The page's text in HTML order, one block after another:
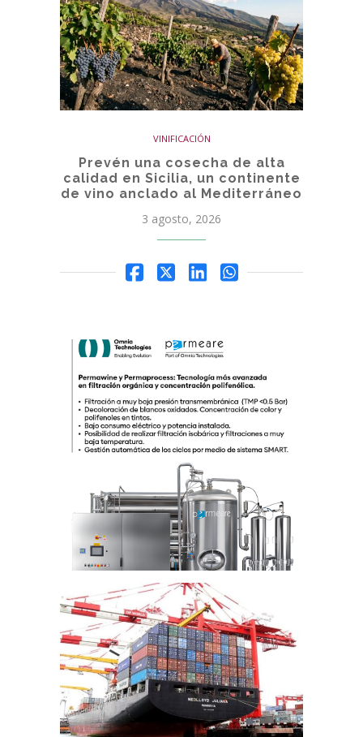
VINIFICACIÓN
Prevén una cosecha de alta
calidad en Sicilia, un continente
de vino anclado al Mediterráneo
3 agosto, 2026